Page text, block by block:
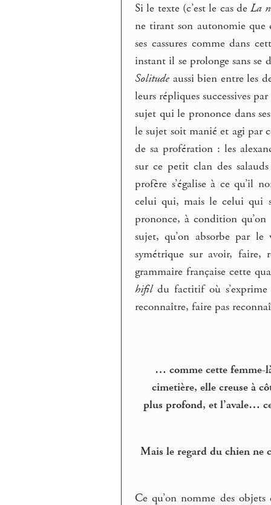
Si le texte (c’est le cas deLa
ne tirant son autonomie que
ses cassures comme dans
instant il se prolonge sans se
Solitude aussi bien entre les
leurs répliques successives
sujet qui le prononce dans
le sujet soit manié et agi par
de sa profération : les
sur ce petit clan des
profère s’égalise à ce qu’il
celui qui, mais le celui qui
prononce, à condition
sujet, qu’on absorbe par
symétrique sur avoir, faire,
grammaire française cette
hifildu factitif où s’exprime
reconnaître, faire pas
… comme cette femme-
cimetière, elle creuse à
plus profond, et l’avale…
Mais le regard du chien ne
Ce qu’on nomme des